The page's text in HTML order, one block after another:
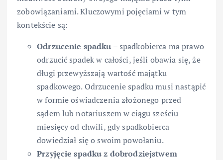
zobowiązaniami. Kluczowymi pojęciami w tym
kontekście są:
Odrzucenie spadku – spadkobierca ma prawo
odrzucić spadek w całości, jeśli obawia się, że
długi przewyższają wartość majątku
spadkowego. Odrzucenie spadku musi nastąpić
w formie oświadczenia złożonego przed
sądem lub notariuszem w ciągu sześciu
miesięcy od chwili, gdy spadkobierca
dowiedział się o swoim powołaniu.
Przyjęcie spadku z dobrodziejstwem